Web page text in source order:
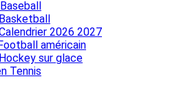
2026 2027
américain
sur glace
Tennis